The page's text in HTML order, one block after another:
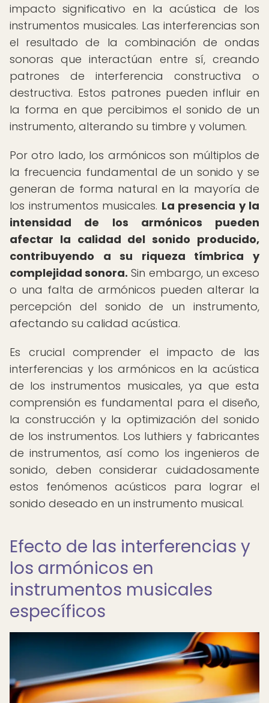
impacto significativo en la acústica de los
instrumentos musicales. Las interferencias son
el resultado de la combinación de ondas
sonoras que interactúan entre sí, creando
patrones de interferencia constructiva o
destructiva. Estos patrones pueden influir en
la forma en que percibimos el sonido de un
instrumento, alterando su timbre y volumen.
Por otro lado, los armónicos son múltiplos de
la frecuencia fundamental de un sonido y se
generan de forma natural en la mayoría de
los instrumentos musicales. La presencia y la
intensidad de los armónicos pueden
afectar la calidad del sonido producido,
contribuyendo a su riqueza tímbrica y
complejidad sonora. Sin embargo, un exceso
o una falta de armónicos pueden alterar la
percepción del sonido de un instrumento,
afectando su calidad acústica.
Es crucial comprender el impacto de las
interferencias y los armónicos en la acústica
de los instrumentos musicales, ya que esta
comprensión es fundamental para el diseño,
la construcción y la optimización del sonido
de los instrumentos. Los luthiers y fabricantes
de instrumentos, así como los ingenieros de
sonido, deben considerar cuidadosamente
estos fenómenos acústicos para lograr el
sonido deseado en un instrumento musical.
Efecto de las interferencias y
los armónicos en
instrumentos musicales
específicos